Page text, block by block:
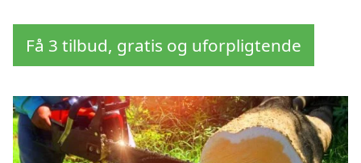
Få 3 tilbud, gratis og uforpligtende